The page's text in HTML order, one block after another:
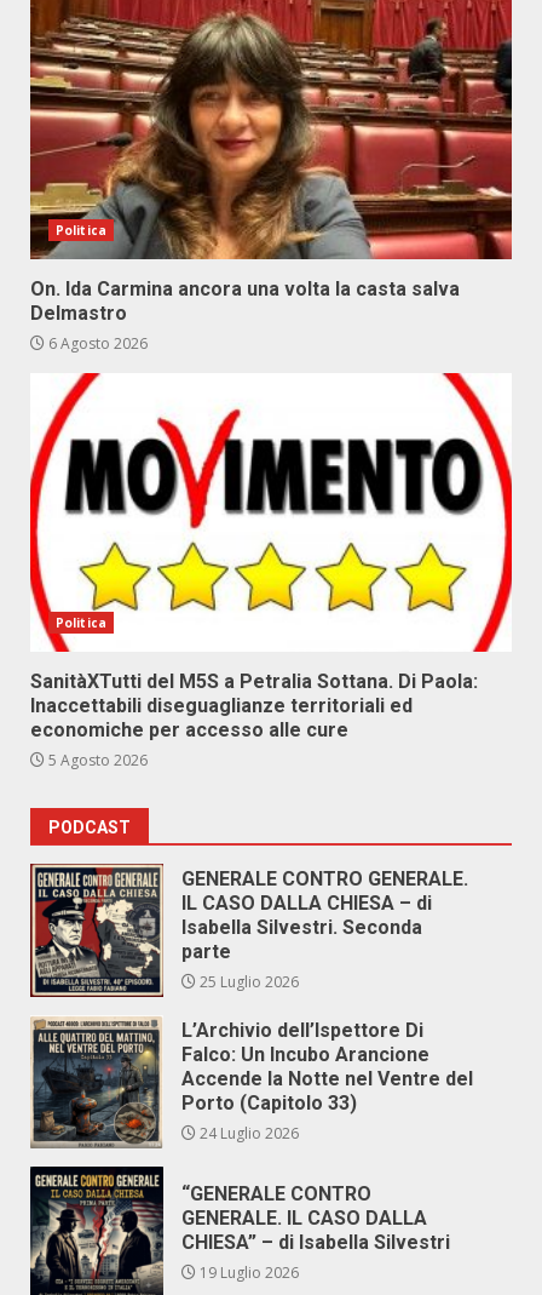
Politica
On. Ida Carmina ancora una volta la casta salva
Delmastro
6 Agosto 2026
Politica
SanitàXTutti del M5S a Petralia Sottana. Di Paola:
Inaccettabili diseguaglianze territoriali ed
economiche per accesso alle cure
5 Agosto 2026
PODCAST
GENERALE CONTRO GENERALE.
IL CASO DALLA CHIESA – di
Isabella Silvestri. Seconda
parte
25 Luglio 2026
L’Archivio dell’Ispettore Di
Falco: Un Incubo Arancione
Accende la Notte nel Ventre del
Porto (Capitolo 33)
24 Luglio 2026
“GENERALE CONTRO
GENERALE. IL CASO DALLA
CHIESA” – di Isabella Silvestri
19 Luglio 2026